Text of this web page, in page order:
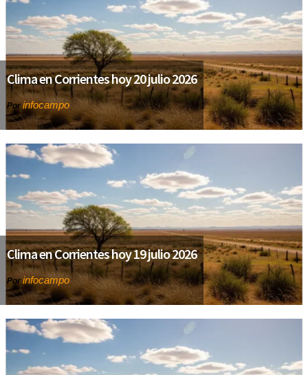
Clima en Corrientes hoy 20 julio 2026
Porinfocampo
Clima en Corrientes hoy 19 julio 2026
Porinfocampo